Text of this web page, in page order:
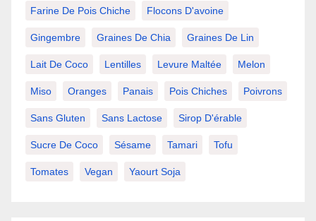
Farine De Pois Chiche Flocons D'avoine
Gingembre Graines De Chia Graines De Lin
Lait De Coco Lentilles Levure Maltée Melon
Miso Oranges Panais Pois Chiches Poivrons
Sans Gluten Sans Lactose Sirop D'érable
Sucre De Coco Sésame Tamari Tofu
Tomates Vegan Yaourt Soja